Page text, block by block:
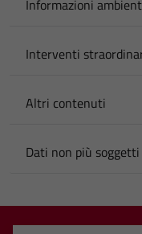
Informazioni
Interventi
Altri contenuti
Dati non più